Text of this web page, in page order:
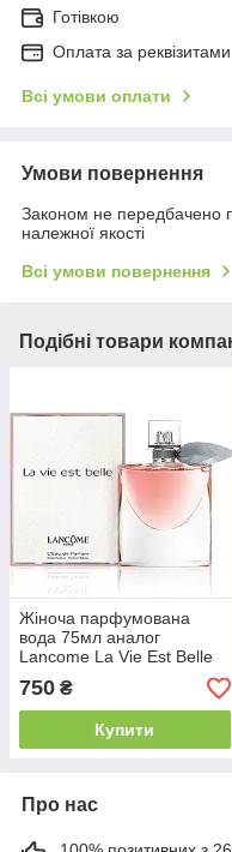
Готівкою
Оплата за реквізитами
Всі умови оплати
Умови повернення
Законом не передбачено
належної якості
Всі умови повернення
Подібні товари
Жіноча парфумована
вода 75мл аналог
Lancome La Vie Est Belle
EDP
750 ₴
Купити
Про нас